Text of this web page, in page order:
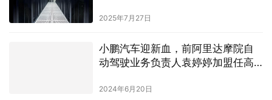
2025年7月27日
小鹏汽车迎新血，前阿里达摩院自
动驾驶业务负责人袁婷婷加盟任高
2024年6月20日